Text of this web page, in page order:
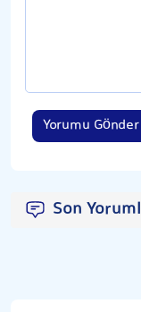
Yorumu Gönder
Son